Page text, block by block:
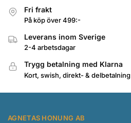
Fri frakt
På köp över 499:-
Leverans inom Sverige
2-4 arbetsdagar
Trygg betalning med Klarna
Kort, swish, direkt- & delbetalning
AGNETAS HONUNG AB